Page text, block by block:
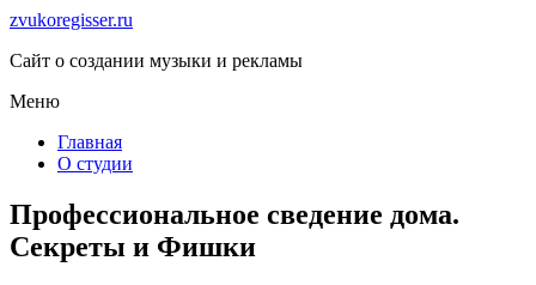
zvukoregisser.ru
Сайт о создании музыки и рекламы
Меню
Главная
О студии
Профессиональное сведение дома.
Секреты и Фишки